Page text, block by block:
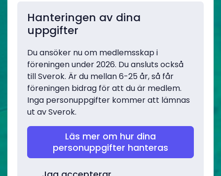
Hanteringen av dina
uppgifter
Du ansöker nu om medlemsskap i
föreningen under 2026. Du ansluts också
till Sverok. Är du mellan 6-25 år, så får
föreningen bidrag för att du är medlem.
Inga personuppgifter kommer att lämnas
ut av Sverok.
Läs mer om hur dina
personuppgifter hanteras